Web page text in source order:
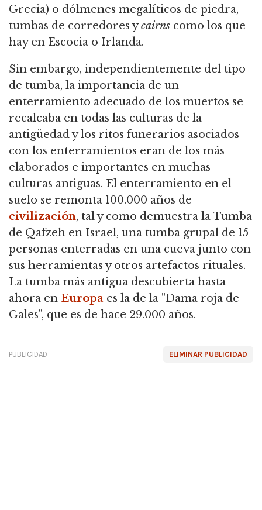
Grecia) o dólmenes megalíticos de piedra,
tumbas de corredores ycairns como los que
hay en Escocia o Irlanda.
Sin embargo, independientemente del tipo
de tumba, la importancia de un
enterramiento adecuado de los muertos se
recalcaba en todas las culturas de la
antigüedad y los ritos funerarios asociados
con los enterramientos eran de los más
elaborados e importantes en muchas
culturas antiguas. El enterramiento en el
suelo se remonta 100.000 años de
civilización, tal y como demuestra la Tumba
de Qafzeh en Israel, una tumba grupal de 15
personas enterradas en una cueva junto con
sus herramientas y otros artefactos rituales.
La tumba más antigua descubierta hasta
ahora en Europa es la de la "Dama roja de
Gales", que es de hace 29.000 años.
ELIMINAR PUBLICIDAD
PUBLICIDAD